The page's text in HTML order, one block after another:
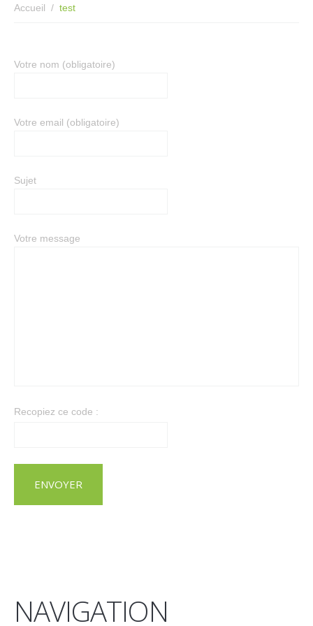
Accueil test
Votre nom (obligatoire)
Votre email (obligatoire)
Sujet
Votre message
Recopiez ce code :
NAVIGATION